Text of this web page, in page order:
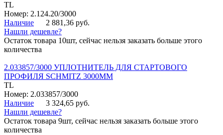
TL
Номер: 2.124.20/3000
Наличие
2 881,36 руб.
Нашли дешевле?
Остаток товара 10шт, сейчас нельзя заказать больше этого
количества
2.033857/3000 УПЛОТНИТЕЛЬ ДЛЯ СТАРТОВОГО
ПРОФИЛЯ SCHMITZ 3000ММ
TL
Номер: 2.033857/3000
Наличие
3 324,65 руб.
Нашли дешевле?
Остаток товара 9шт, сейчас нельзя заказать больше этого
количества